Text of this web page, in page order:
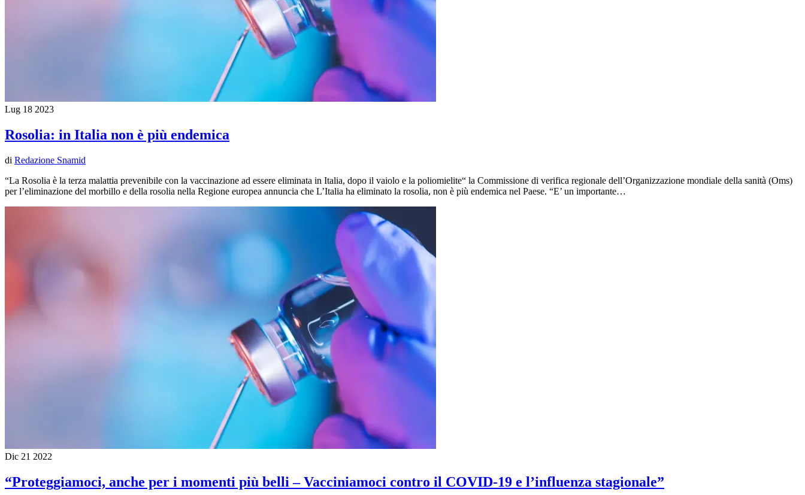
Lug 18 2023
Rosolia: in Italia non è più endemica
di Redazione Snamid
“La Rosolia è la terza malattia prevenibile con la vaccinazione ad essere eliminata in Italia, dopo il vaiolo e la poliomielite“ la Commissione di verifica regionale dell’Organizzazione mondiale della sanità (Oms)
per l’eliminazione del morbillo e della rosolia nella Regione europea annuncia che L’Italia ha eliminato la rosolia, non è più endemica nel Paese. “E’ un importante…
Dic 21 2022
“Proteggiamoci, anche per i momenti più belli – Vacciniamoci contro il COVID-19 e l’influenza stagionale”